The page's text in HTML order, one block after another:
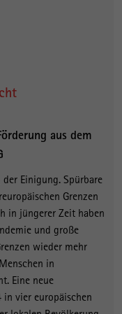
aus dem
Einigung. Spürbare
Grenzen
in jüngerer Zeit haben
und große
wieder mehr
in
Eine neue
in vier europäischen